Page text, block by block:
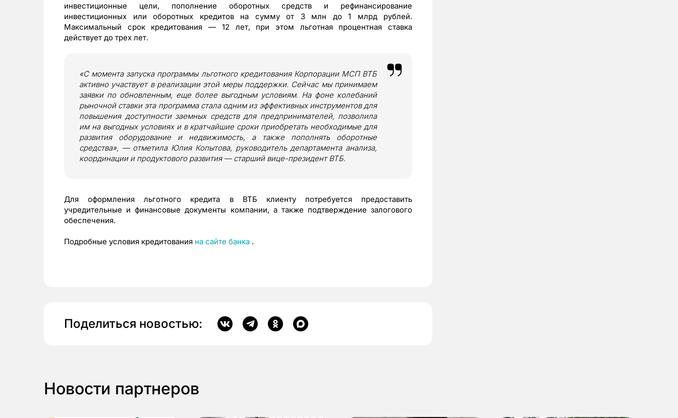
инвестиционные цели, пополнение оборотных средств и рефинансирование
инвестиционных или оборотных кредитов на сумму от 3 млн до 1 млрд рублей.
Максимальный срок кредитования — 12 лет, при этом льготная процентная ставка
действует до трех лет.
«С момента запуска программы льготного кредитования Корпорации МСП ВТБ
активно участвует в реализации этой меры поддержки. Сейчас мы принимаем
заявки по обновленным, еще более выгодным условиям. На фоне колебаний
рыночной ставки эта программа стала одним из эффективных инструментов для
повышения доступности заемных средств для предпринимателей, позволила
им на выгодных условиях и в кратчайшие сроки приобретать необходимые для
развития оборудование и недвижимость, а также пополнять оборотные
средства», — отметила Юлия Копытова, руководитель департамента анализа,
координации и продуктового развития — старший вице-президент ВТБ.
Для оформления льготного кредита в ВТБ клиенту потребуется предоставить
учредительные и финансовые документы компании, а также подтверждение залогового
обеспечения.
Подробные условия кредитования на сайте банка .
Поделиться новостью:
Новости партнеров